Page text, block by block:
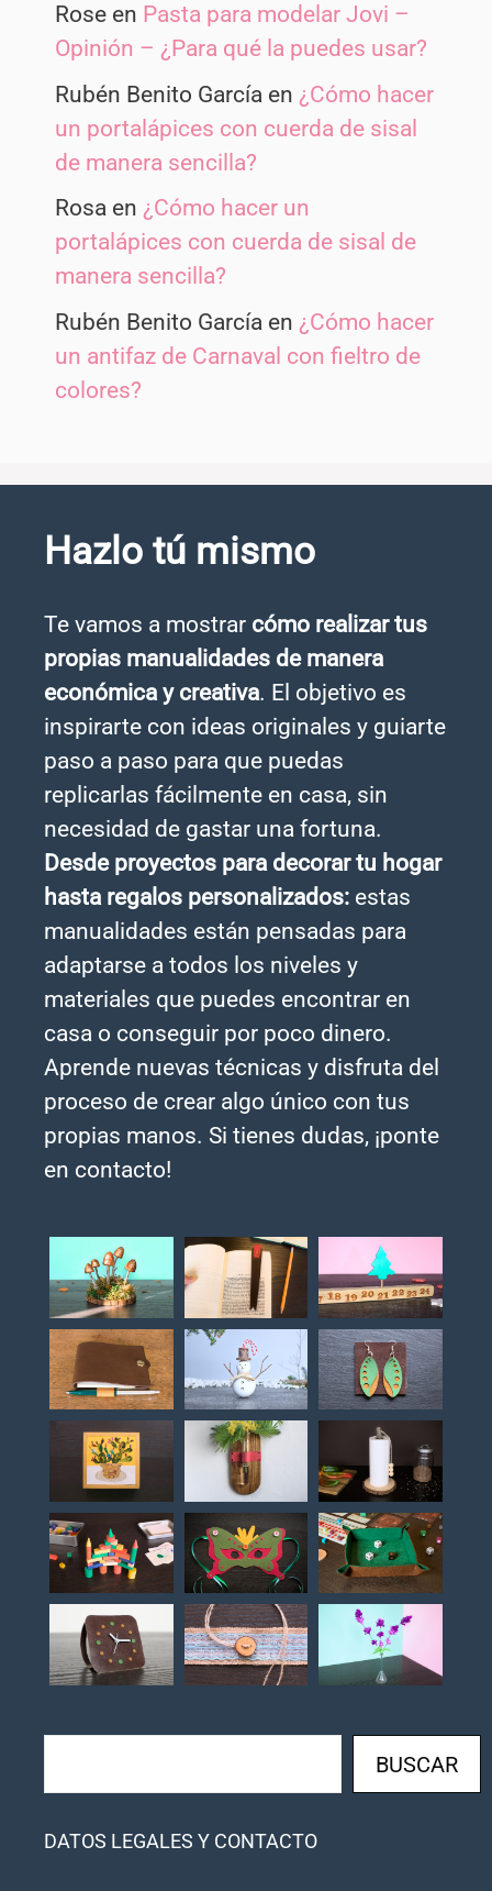
Rose en Pasta para modelar Jovi –
Opinión – ¿Para qué la puedes usar?
Rubén Benito García en ¿Cómo hacer
un portalápices con cuerda de sisal
de manera sencilla?
Rosa en ¿Cómo hacer un
portalápices con cuerda de sisal de
manera sencilla?
Rubén Benito García en ¿Cómo hacer
un antifaz de Carnaval con fieltro de
colores?
Hazlo tú mismo
Te vamos a mostrar cómo realizar tus
propias manualidades de manera
económica y creativa. El objetivo es
inspirarte con ideas originales y guiarte
paso a paso para que puedas
replicarlas fácilmente en casa, sin
necesidad de gastar una fortuna.
Desde proyectos para decorar tu hogar
hasta regalos personalizados: estas
manualidades están pensadas para
adaptarse a todos los niveles y
materiales que puedes encontrar en
casa o conseguir por poco dinero.
Aprende nuevas técnicas y disfruta del
proceso de crear algo único con tus
propias manos. Si tienes dudas, ¡ponte
en contacto!
BUSCAR
DATOS LEGALES Y CONTACTO